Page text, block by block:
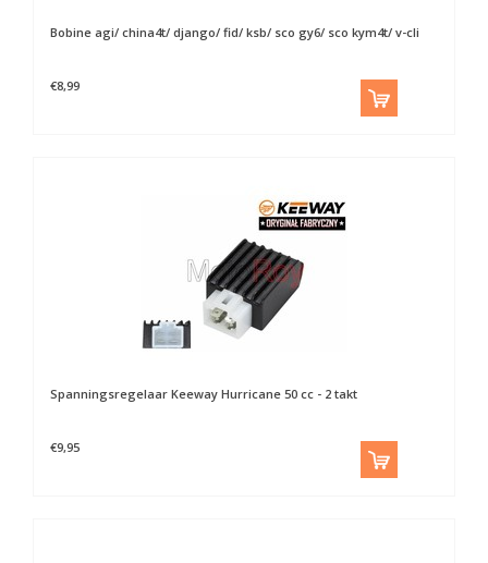
Bobine agi/ china4t/ django/ fid/ ksb/ sco gy6/ sco kym4t/ v-cli
€8,99
Spanningsregelaar Keeway Hurricane 50 cc - 2 takt
€9,95